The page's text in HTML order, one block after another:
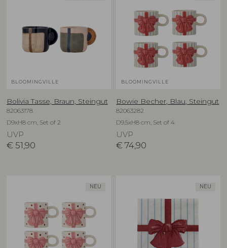
BLOOMINGVILLE
Bolivia Tasse, Braun, Steingut
82063178
D9xH8 cm, Set of 2
UVP
€ 51,90
BLOOMINGVILLE
Bowie Becher, Blau, Steingut
82063282
D9,5xH8 cm, Set of 4
UVP
€ 74,90
NEU NEU